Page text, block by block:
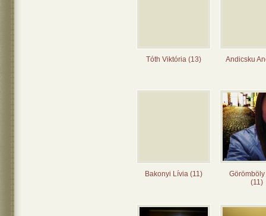
Tóth Viktória (13) Andicsku
Bakonyi Lívia (11)
(11)